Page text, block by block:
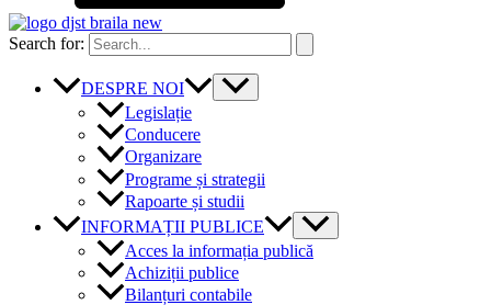
Search for:
DESPRE NOI
Legislație
Conducere
Organizare
Programe și strategii
Rapoarte și studii
INFORMAȚII PUBLICE
Acces la informația publică
Achiziții publice
Bilanțuri contabile